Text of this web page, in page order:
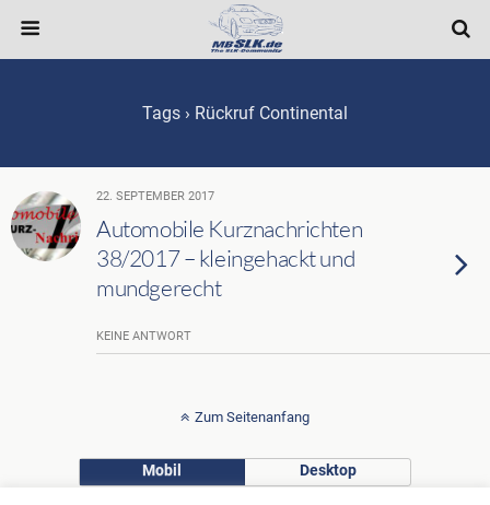
Tags › Rückruf Continental
22. SEPTEMBER 2017
Automobile Kurznachrichten
38/2017 – kleingehackt und
mundgerecht
KEINE ANTWORT
Zum Seitenanfang
Mobil Desktop